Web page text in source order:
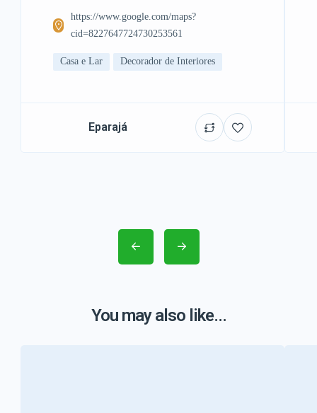
https://www.google.com/maps?
cid=8227647724730253561
Casa e Lar Decorador de Interiores
Eparajá
You may also like...